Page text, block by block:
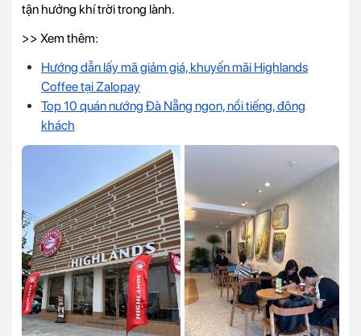
tận hưởng khí trời trong lành.
>> Xem thêm:
Hướng dẫn lấy mã giảm giá, khuyến mãi Highlands
Coffee tại Zalopay
Top 10 quán nướng Đà Nẵng ngon, nổi tiếng, đông
khách